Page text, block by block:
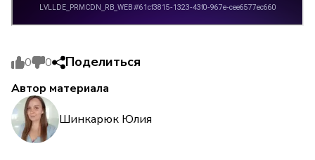
0 0 Поделиться
Автор материала
Шинкарюк Юлия